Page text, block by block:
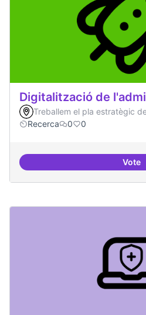
Digitalització de
Treballem el pla estratègic
Recerca
0 0
Vote